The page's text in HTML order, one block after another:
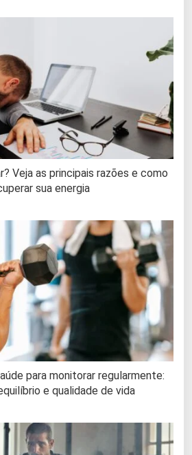
Veja as principais razões e como
sua energia
para monitorar regularmente:
e qualidade de vida